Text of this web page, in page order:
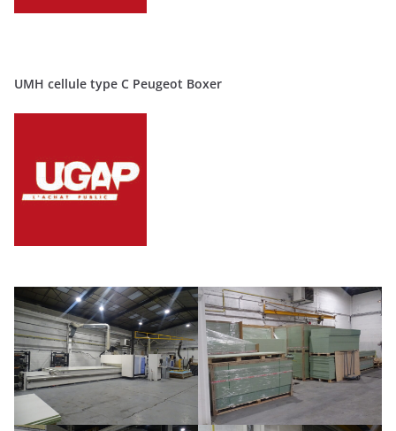
UMH cellule type C Peugeot Boxer